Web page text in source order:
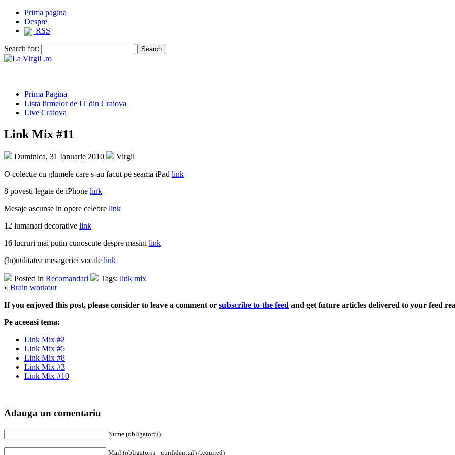
Prima pagina
Despre
RSS
Search for:
Prima Pagina
Lista firmelor de IT din Craiova
Live Craiova
Link Mix #11
Duminica, 31 Ianuarie 2010
Virgil
O colectie cu glumele care s-au facut pe seama iPad link
8 povesti legate de iPhone link
Mesaje ascunse in opere celebre link
12 lumanari decorative link
16 lucruri mai putin cunoscute despre masini link
(In)utilitatea mesageriei vocale link
Posted in Recomandari Tags: link mix
« Brain workout
If you enjoyed this post, please consider to leave a comment or subscribe to the feed and get future articles delivered to your feed
Pe aceeasi tema:
Link Mix #2
Link Mix #5
Link Mix #8
Link Mix #3
Link Mix #10
Adauga un comentariu
Nume (obligatoriu)
Mail (obligatoriu - confidential) (required)